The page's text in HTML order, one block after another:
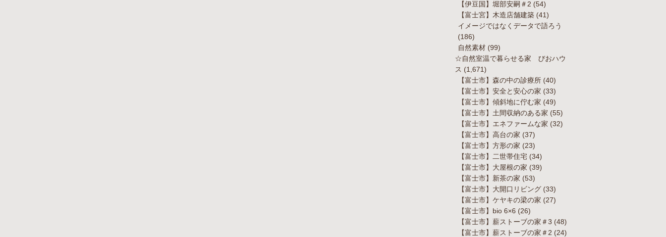
【伊豆国】堀部安嗣＃2 (54)
【富士宮】木造店舗建築 (41)
イメージではなくデータで語ろう
(186)
自然素材 (99)
☆自然室温で暮らせる家 びおハウ
ス (1,671)
【富士市】森の中の診療所 (40)
【富士市】安全と安心の家 (33)
【富士市】傾斜地に佇む家 (49)
【富士市】土間収納のある家 (55)
【富士市】エネファームな家 (32)
【富士市】高台の家 (37)
【富士市】方形の家 (23)
【富士市】二世帯住宅 (34)
【富士市】大屋根の家 (39)
【富士市】新茶の家 (53)
【富士市】大開口リビング (33)
【富士市】ケヤキの梁の家 (27)
【富士市】bio 6×6 (26)
【富士市】薪ストーブの家＃3 (48)
【富士市】薪ストーブの家＃2 (24)